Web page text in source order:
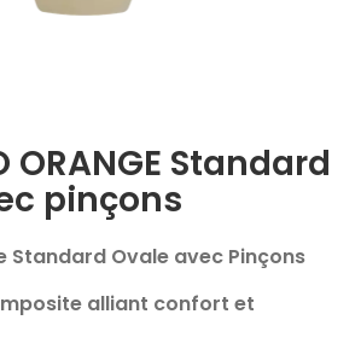
ORANGE Standard
pinçons
Standard Ovale avec Pinçons
alliant confort et